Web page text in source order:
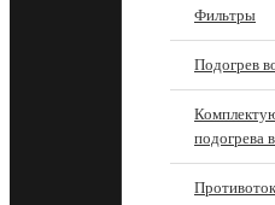
Фильтры
Подогрев
подогрева